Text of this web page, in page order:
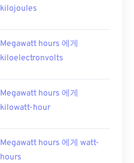
kilojoules
Megawatt hours 에게
kiloelectronvolts
Megawatt hours 에게
kilowatt-hour
Megawatt hours 에게 watt-
hours